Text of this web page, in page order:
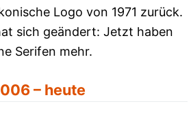
Logo von 1971 zurück.
sich geändert: Jetzt haben
Serifen mehr.
– heute